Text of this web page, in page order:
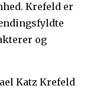
Krefeld er
og
Katz Krefeld